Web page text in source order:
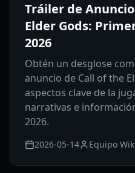
Tráiler de
Elder Gods:
2026
Obtén un desglose
anuncio de Call of the
aspectos clave de la
narrativas e
2026.
2026-05-14 Equipo